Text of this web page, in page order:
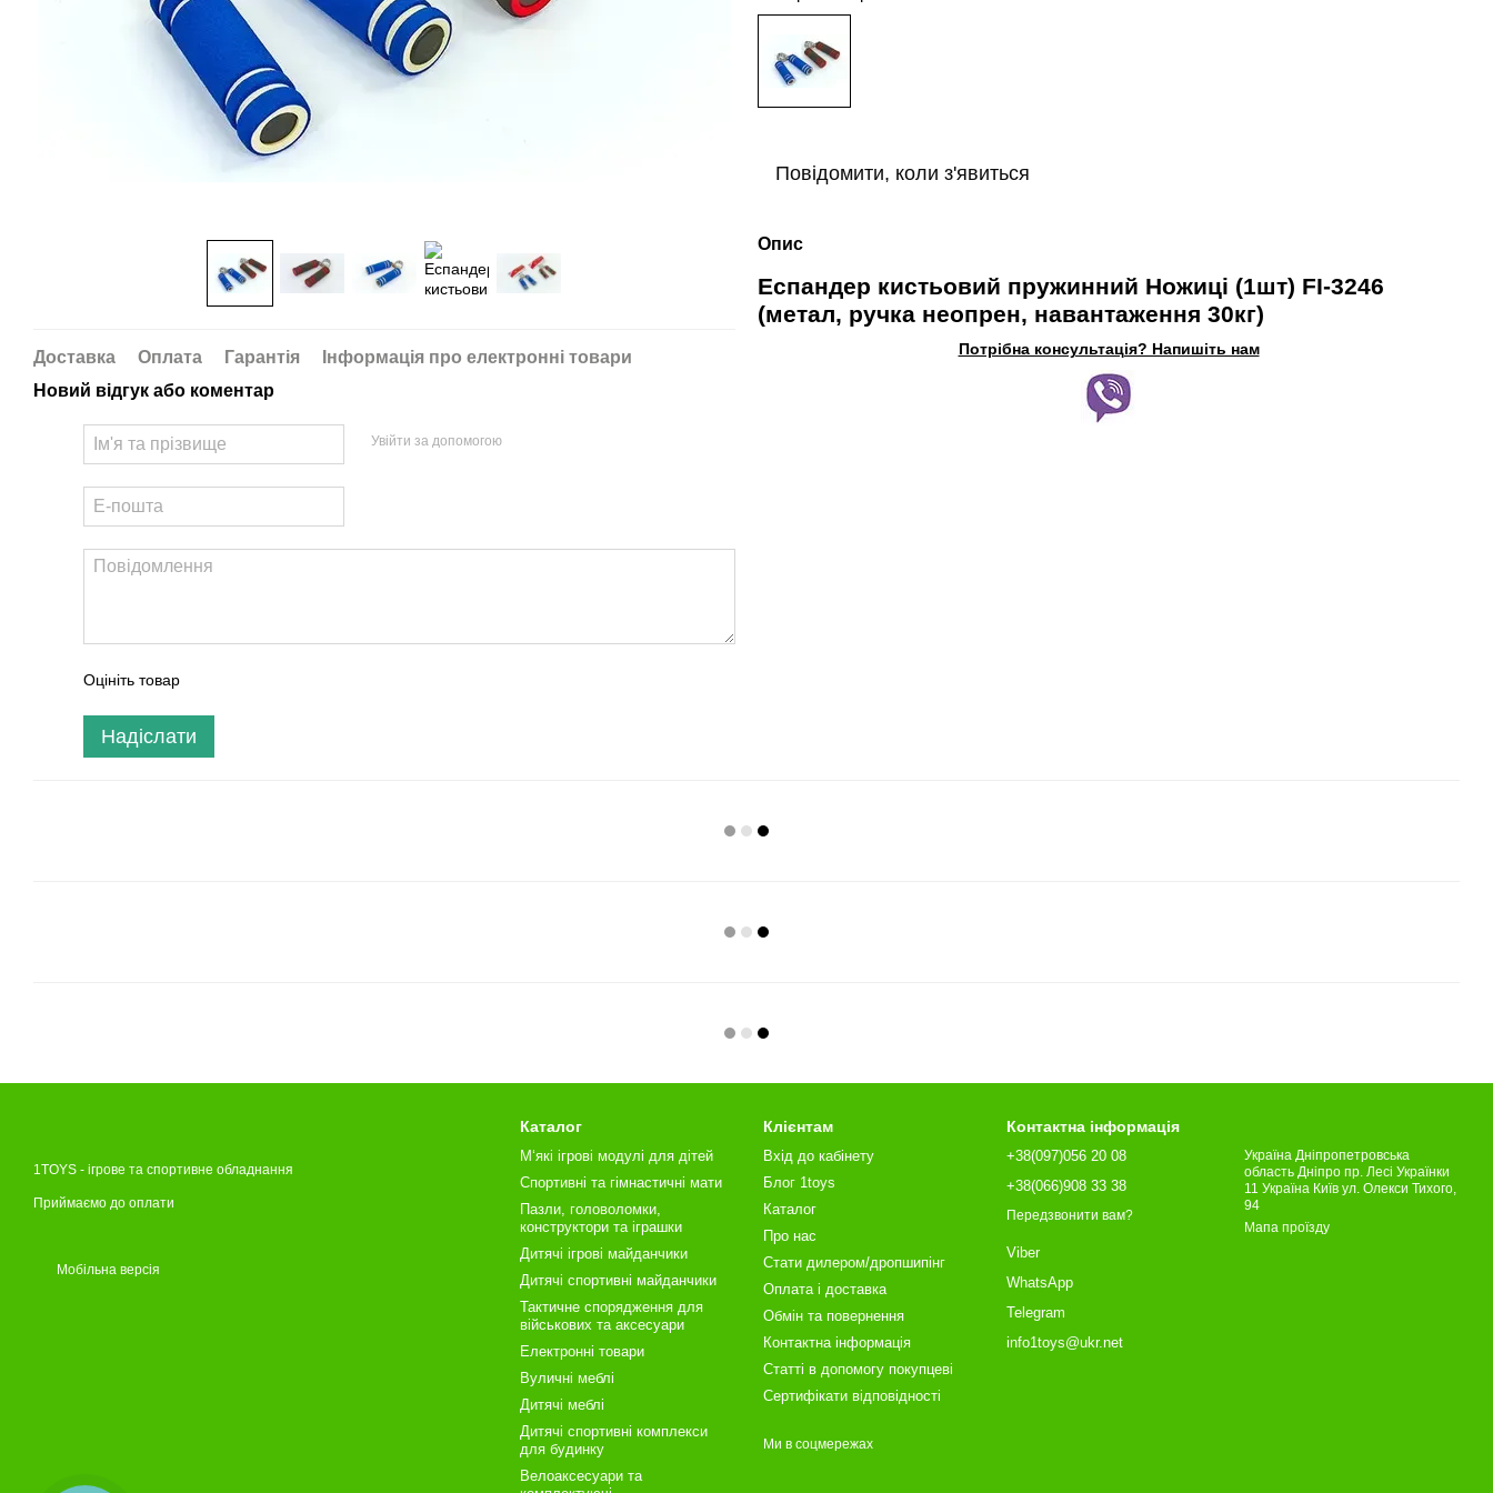
Доставка Оплата Гарантія
Інформація про електронні товари
Новий відгук або коментар
Увійти за допомогою
Оцініть товар
Надіслати
Повідомити, коли з'явиться
Опис
Еспандер кистьовий пружинний Ножиці (1шт) FI-3246
(метал, ручка неопрен, навантаження 30кг)
Потрібна консультація? Напишіть нам
1TOYS - ігрове та спортивне обладнання
Приймаємо до оплати
Мобільна версія
Каталог
М‘які ігрові модулі для дітей
Спортивні та гімнастичні мати
Пазли, головоломки,
конструктори та іграшки
Дитячі ігрові майданчики
Дитячі спортивні майданчики
Тактичне спорядження для
військових та аксесуари
Електронні товари
Вуличні меблі
Дитячі меблі
Дитячі спортивні комплекси
для будинку
Велоаксесуари та
Клієнтам
Вхід до кабінету
Блог 1toys
Каталог
Про нас
Стати дилером/дропшипінг
Оплата і доставка
Обмін та повернення
Контактна інформація
Статті в допомогу покупцеві
Сертифікати відповідності
Ми в соцмережах
Контактна інформація
+38(097)056 20 08
+38(066)908 33 38
Передзвонити вам?
Viber
WhatsApp
Telegram
info1toys@ukr.net
Україна Дніпропетровська
область Дніпро пр. Лесі Українки
11 Україна Київ ул. Олекси Тихого,
94
Мапа проїзду